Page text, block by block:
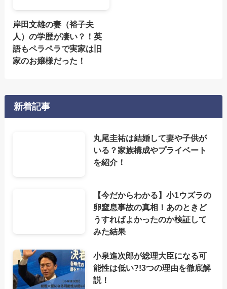
岸田文雄の妻（裕子夫
人）の学歴が凄い？！英
語もペラペラで実家は旧
家のお嬢様だった！
新着記事
丸尾圭祐は結婚して妻や子供が
いる？家族構成やプライベート
を紹介！
【今だからわかる】小1ウズラの
卵窒息事故の真相！あのときど
うすればよかったのか検証して
みた結果
小泉進次郎が総理大臣になる可
能性は低い?!3つの理由を徹底解
説！